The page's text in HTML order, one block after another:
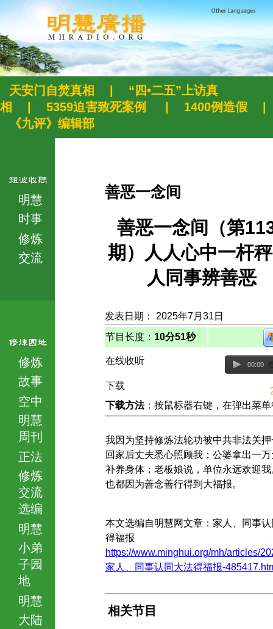
天安门自焚真相
“四•二五”上访真
相
5359迫害致死案例 1400例造假
《九评》编辑部
明慧
时事
修炼
交流
修炼
故事
空中
明慧
周刊
正法
修炼
交流
选编
明慧
小弟
子园
地
明慧
大陆
善恶一念间
善恶一念间（第
期）人人心中一杆
人同事辨善恶
发表日期： 2025年7月31日
节目长度： 10分51秒
在线收听 00:00
下载
下载方法：按鼠标器右键，在弹出菜
我因为坚持修炼法轮功被中共非法关
回家后丈夫悉心照顾我；公婆拿出一
补养身体；老板娘说，单位永远欢迎
也都因为善念善行得到大福报。
本文选编自明慧网文章：家人、同事
得福报
https://www.minghui.org/mh/articles/
家人、同事认同大法得福报-
相关节目